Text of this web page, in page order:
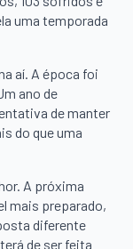
uma temporada
aí. A época foi
ano de
de manter
do que uma
A próxima
mais preparado,
diferente
de ser feita